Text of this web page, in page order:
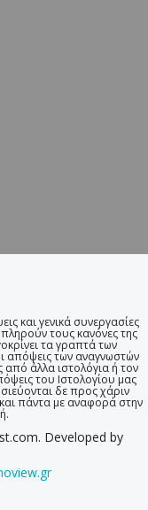
και γενικά συνεργασίες
τους κανόνες της
τα γραπτά των
απόψεις των αναγνωστών
από άλλα ιστολόγια ή τον
του Ιστολογίου μας
δε προς χάριν
πάντα με αναφορά στην
Developed by